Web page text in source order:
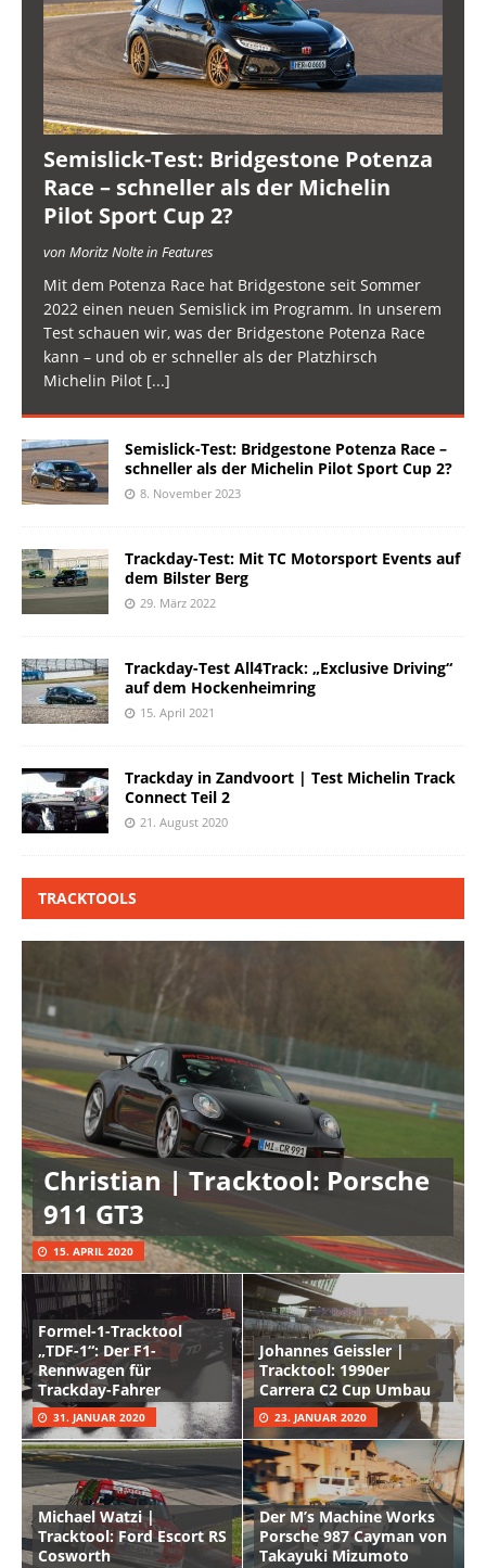
Semislick-Test: Bridgestone Potenza
Race – schneller als der Michelin
Pilot Sport Cup 2?
von Moritz Nolte in Features
Mit dem Potenza Race hat Bridgestone seit Sommer
2022 einen neuen Semislick im Programm. In unserem
Test schauen wir, was der Bridgestone Potenza Race
kann – und ob er schneller als der Platzhirsch
Michelin Pilot [...]
Semislick-Test: Bridgestone Potenza Race –
schneller als der Michelin Pilot Sport Cup 2?
8. November 2023
Trackday-Test: Mit TC Motorsport Events auf
dem Bilster Berg
29. März 2022
Trackday-Test All4Track: „Exclusive Driving“
auf dem Hockenheimring
15. April 2021
Trackday in Zandvoort | Test Michelin Track
Connect Teil 2
21. August 2020
TRACKTOOLS
Christian | Tracktool: Porsche
911 GT3
15. APRIL 2020
Formel-1-Tracktool
„TDF-1“: Der F1-
Rennwagen für
Trackday-Fahrer
31. JANUAR 2020
Johannes Geissler |
Tracktool: 1990er
Carrera C2 Cup Umbau
23. JANUAR 2020
Michael Watzi |
Tracktool: Ford Escort RS
Cosworth
Der M’s Machine Works
Porsche 987 Cayman von
Takayuki Mizumoto